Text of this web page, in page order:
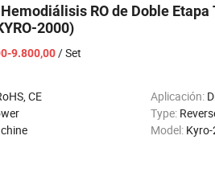
RO de Doble
2000)
9.800,00 / Set
CE Aplicación:
Type:
Model: